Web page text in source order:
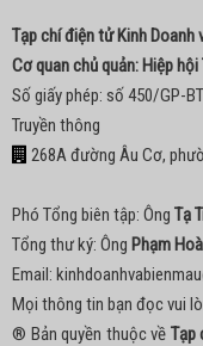
Tạp chí điện tử Kinh Doanh
Cơ quan chủ quản: Hiệp
Số giấy phép: số 450/GP-
Truyền thông
268A đường Âu Cơ,
Phó Tổng biên tập: Ông Tạ
Tổng thư ký: Ông Phạm
Email:
Mọi thông tin bạn đọc vui
® Bản quyền thuộc về Tạp